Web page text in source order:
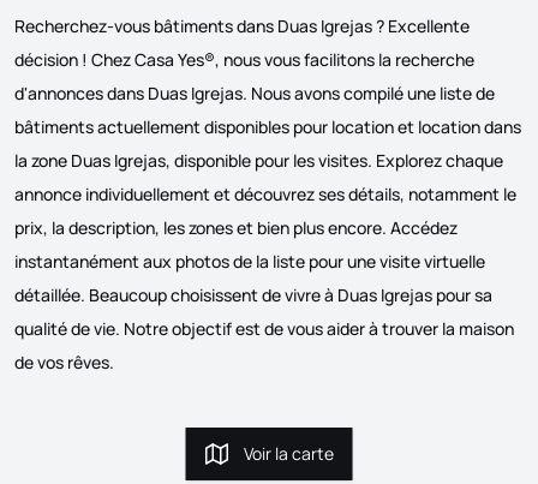
Recherchez-vous bâtiments dans Duas Igrejas ? Excellente
décision ! Chez Casa Yes®, nous vous facilitons la recherche
d'annonces dans Duas Igrejas. Nous avons compilé une liste de
bâtiments actuellement disponibles pour location et location dans
la zone Duas Igrejas, disponible pour les visites. Explorez chaque
annonce individuellement et découvrez ses détails, notamment le
prix, la description, les zones et bien plus encore. Accédez
instantanément aux photos de la liste pour une visite virtuelle
détaillée. Beaucoup choisissent de vivre à Duas Igrejas pour sa
qualité de vie. Notre objectif est de vous aider à trouver la maison
de vos rêves.
Voir la carte
Voir la carte